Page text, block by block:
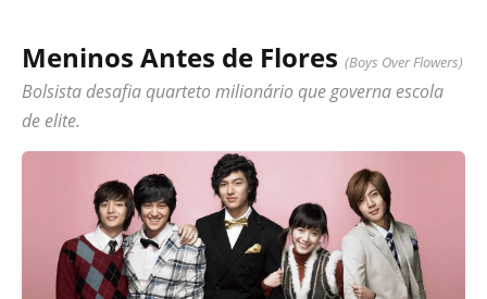
Meninos Antes de Flores (Boys Over Flowers)
Bolsista desafia quarteto milionário que governa escola
de elite.